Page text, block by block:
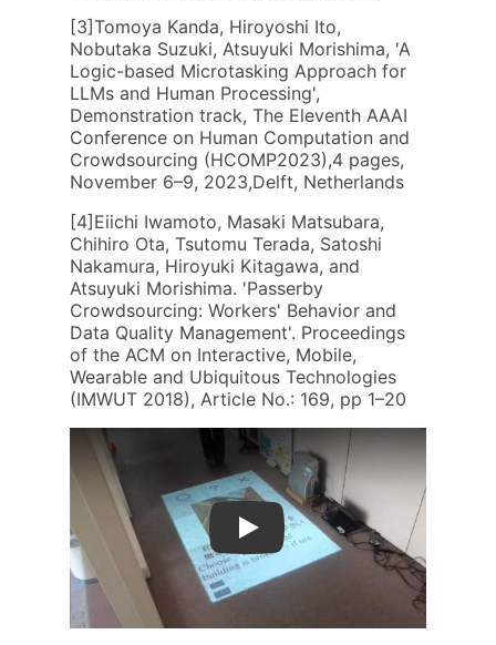
[3]Tomoya Kanda, Hiroyoshi Ito,
Nobutaka Suzuki, Atsuyuki Morishima, 'A
Logic-based Microtasking Approach for
LLMs and Human Processing',
Demonstration track, The Eleventh AAAI
Conference on Human Computation and
Crowdsourcing (HCOMP2023),4 pages,
November 6–9, 2023,Delft, Netherlands
[4]Eiichi Iwamoto, Masaki Matsubara,
Chihiro Ota, Tsutomu Terada, Satoshi
Nakamura, Hiroyuki Kitagawa, and
Atsuyuki Morishima. 'Passerby
Crowdsourcing: Workers' Behavior and
Data Quality Management'. Proceedings
of the ACM on Interactive, Mobile,
Wearable and Ubiquitous Technologies
(IMWUT 2018), Article No.: 169, pp 1–20
Play